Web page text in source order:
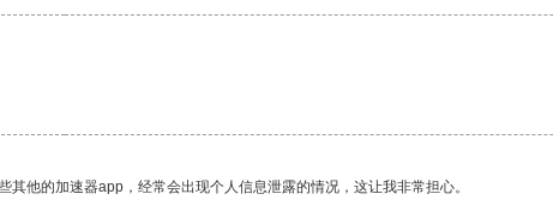
他的加速器app，经常会出现个人信息泄露的情况，这让我非常担心。